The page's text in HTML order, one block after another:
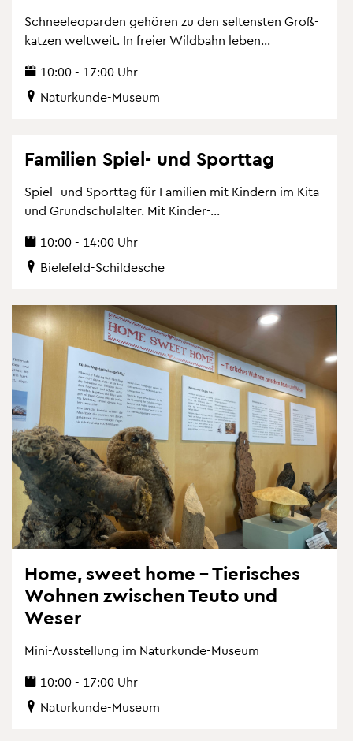
Schnee­leo­par­den ge­hö­ren zu den sel­tens­ten Gro­ß­
kat­zen welt­weit. In frei­er Wild­bahn leben...
10:00 - 17:00 Uhr
Na­tur­kun­de-Mu­se­um
Fa­mi­li­en Spiel- und Sport­tag
Spiel- und Sport­tag für Fa­mi­li­en mit Kin­dern im Kita-
und Grund­schul­al­ter. Mit Kin­der-...
10:00 - 14:00 Uhr
Bie­le­feld-Schil­desche
Home, sweet home – Tie­ri­sches
Woh­nen zwi­schen Teuto und
Weser
Mini-Aus­stel­lung im Na­tur­kun­de-Mu­se­um
10:00 - 17:00 Uhr
Na­tur­kun­de-Mu­se­um